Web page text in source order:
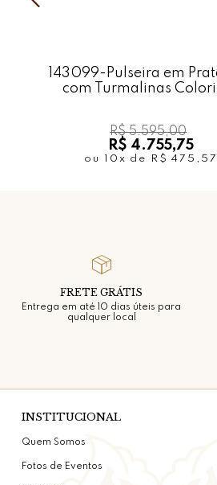
143099-Pulseira em
com Turmalinas
R$ 5.595,00
R$ 4.755,75
ou 10x de R$ 475,57
FRETE GRÁTIS
Entrega em até 10 dias úteis para
qualquer local
INSTITUCIONAL
Quem Somos
Fotos de Eventos